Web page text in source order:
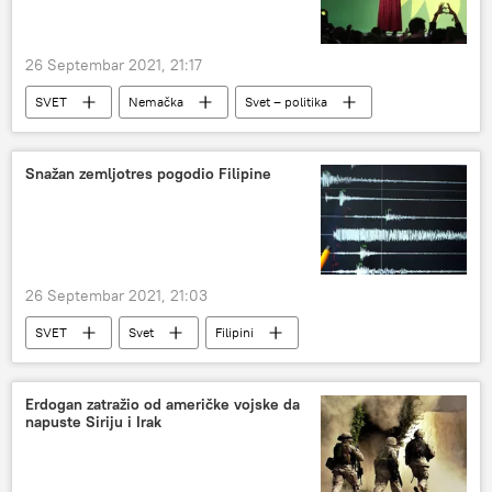
26 Septembar 2021, 21:17
SVET Nemačka Svet – politika
Snažan zemljotres pogodio Filipine
26 Septembar 2021, 21:03
SVET Svet
Filipini
Nesreće i prirodne katastrofe
Društvo
Erdogan zatražio od američke vojske da
napuste Siriju i Irak